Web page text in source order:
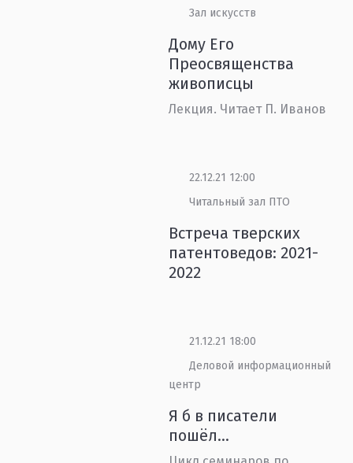
Зал искусств
Дому Его
Преосвященства
живописцы
Лекция. Читает П. Иванов
22.12.21 12:00
Читальный зал ПТО
Встреча тверских
патентоведов: 2021-
2022
21.12.21 18:00
Деловой информационный
центр
Я б в писатели
пошёл…